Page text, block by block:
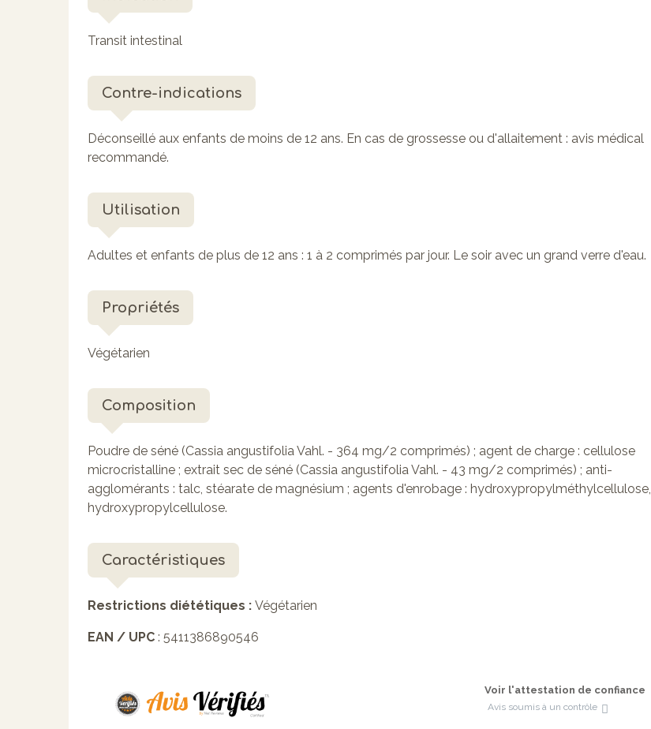
Transit intestinal
Contre-indications
Déconseillé aux enfants de moins de 12 ans. En cas de grossesse ou d'allaitement : avis médical
recommandé.
Utilisation
Adultes et enfants de plus de 12 ans : 1 à 2 comprimés par jour. Le soir avec un grand verre d'eau.
Propriétés
Végétarien
Composition
Poudre de séné (Cassia angustifolia Vahl. - 364 mg/2 comprimés) ; agent de charge : cellulose
microcristalline ; extrait sec de séné (Cassia angustifolia Vahl. - 43 mg/2 comprimés) ; anti-
agglomérants : talc, stéarate de magnésium ; agents d'enrobage : hydroxypropylméthylcellulose,
hydroxypropylcellulose.
Caractéristiques
Restrictions diététiques : Végétarien
EAN / UPC : 5411386890546
Voir l'attestation de confiance
Avis soumis à un contrôle